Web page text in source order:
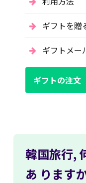
ギフトを贈
ギフトメー
ギフトの注文
韓国旅行,
あ ります